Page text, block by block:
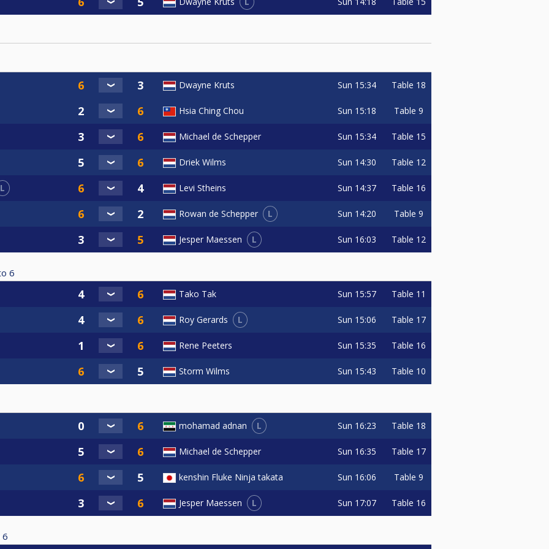
(bovenin het scherm).
teamcompetitie-2
Dwayne Kruts Sun 15:34 Table 18
Hsia Ching Chou Sun 15:18 Table 9
Michael de Schepper Sun 15:34 Table 15
Driek Wilms Sun 14:30 Table 12
L Levi Stheins Sun 14:37 Table 16
Rowan de Schepper L Sun 14:20 Table 9
Jesper Maessen L Sun 16:03 Table 12
6
Tako Tak Sun 15:57 Table 11
Roy Gerards L Sun 15:06 Table 17
Rene Peeters Sun 15:35 Table 16
Storm Wilms Sun 15:43 Table 10
mohamad adnan L Sun 16:23 Table 18
Michael de Schepper Sun 16:35 Table 17
kenshin Fluke Ninja takata Sun 16:06 Table 9
Jesper Maessen L Sun 17:07 Table 16
6